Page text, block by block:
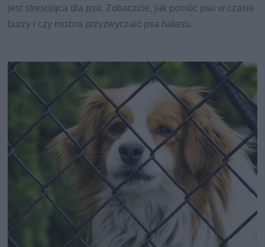
jest stresująca dla psa. Zobaczcie, jak pomóc psu w czasie
burzy i czy można przyzwyczaić psa hałasu.